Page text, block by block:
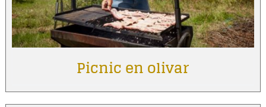
Picnic en olivar